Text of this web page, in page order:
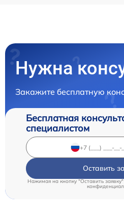
Нужна
Закажите бесплатную
Бесплатная
специалистом
Оставить
Нажимая на кнопку "Оставить